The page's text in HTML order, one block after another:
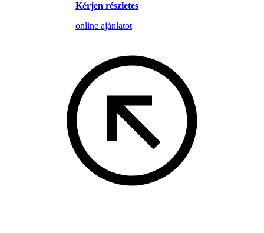
Kérjen részletes
online ajánlatot